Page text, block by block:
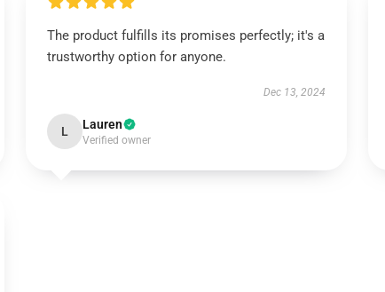
The product fulfills its promises perfectly; it's a
trustworthy option for anyone.
Dec 13, 2024
L Lauren
Verified owner